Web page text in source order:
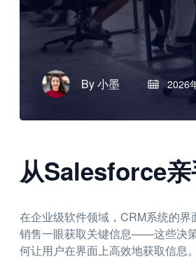
By小墨 2026
从Salesforce
在企业级软件领域，CRM系统的
销售一眼获取关键信息——这些决
何让用户在界面上高效地获取信息